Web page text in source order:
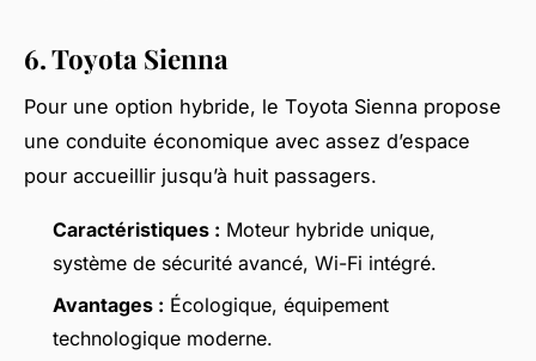
6. Toyota Sienna
Pour une option hybride, le Toyota Sienna propose
une conduite économique avec assez d’espace
pour accueillir jusqu’à huit passagers.
Caractéristiques : Moteur hybride unique,
système de sécurité avancé, Wi-Fi intégré.
Avantages : Écologique, équipement
technologique moderne.